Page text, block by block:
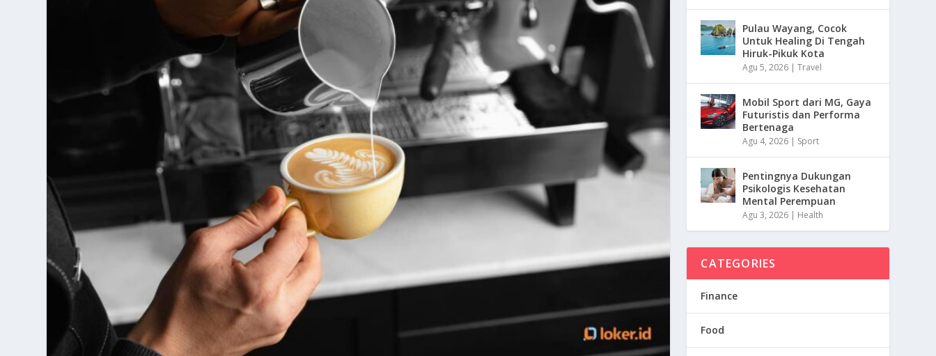
Pulau Wayang, Cocok
Untuk Healing Di Tengah
Hiruk-Pikuk Kota
Agu 5, 2026 |Travel
Mobil Sport dari MG, Gaya
Futuristis dan Performa
Bertenaga
Agu 4, 2026 | Sport
Pentingnya Dukungan
Psikologis Kesehatan
Mental Perempuan
Agu 3, 2026 | Health
CATEGORIES
Finance
Food